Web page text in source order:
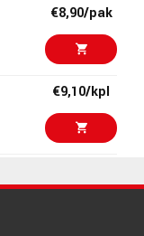
€279,00/kpl
€229,00/kpl
€8,90/pak
€9,10/kpl